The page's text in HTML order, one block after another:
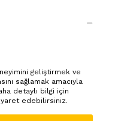
geliştirmek ve
sağlamak amacıyla
detaylı bilgi için
edebilirsiniz.